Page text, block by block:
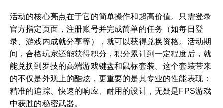
活动的核心亮点在于它的简单操作和超高价值。只需登录
官方指定页面，注册账号并完成简单的任务（如每日登
录、游戏内成就分享等），就可以获得兑换资格。活动期
间，合格玩家还能获得积分，积分累计到一定程度后，就
能兑换到罗技的高端游戏键盘和鼠标套装。这个套装带来
的不仅是外观上的酷炫，更重要的是其专业的性能表现：
精准的追踪、快速的响应、耐用的设计，无疑是FPS游戏
中获胜的秘密武器。